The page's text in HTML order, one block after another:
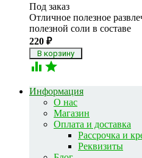
Под заказ
Отличное полезное
полезной соли в составе
220 ₽
 
Информация
О нас
Магазин
Оплата и доставка
Рассрочка и
Реквизиты